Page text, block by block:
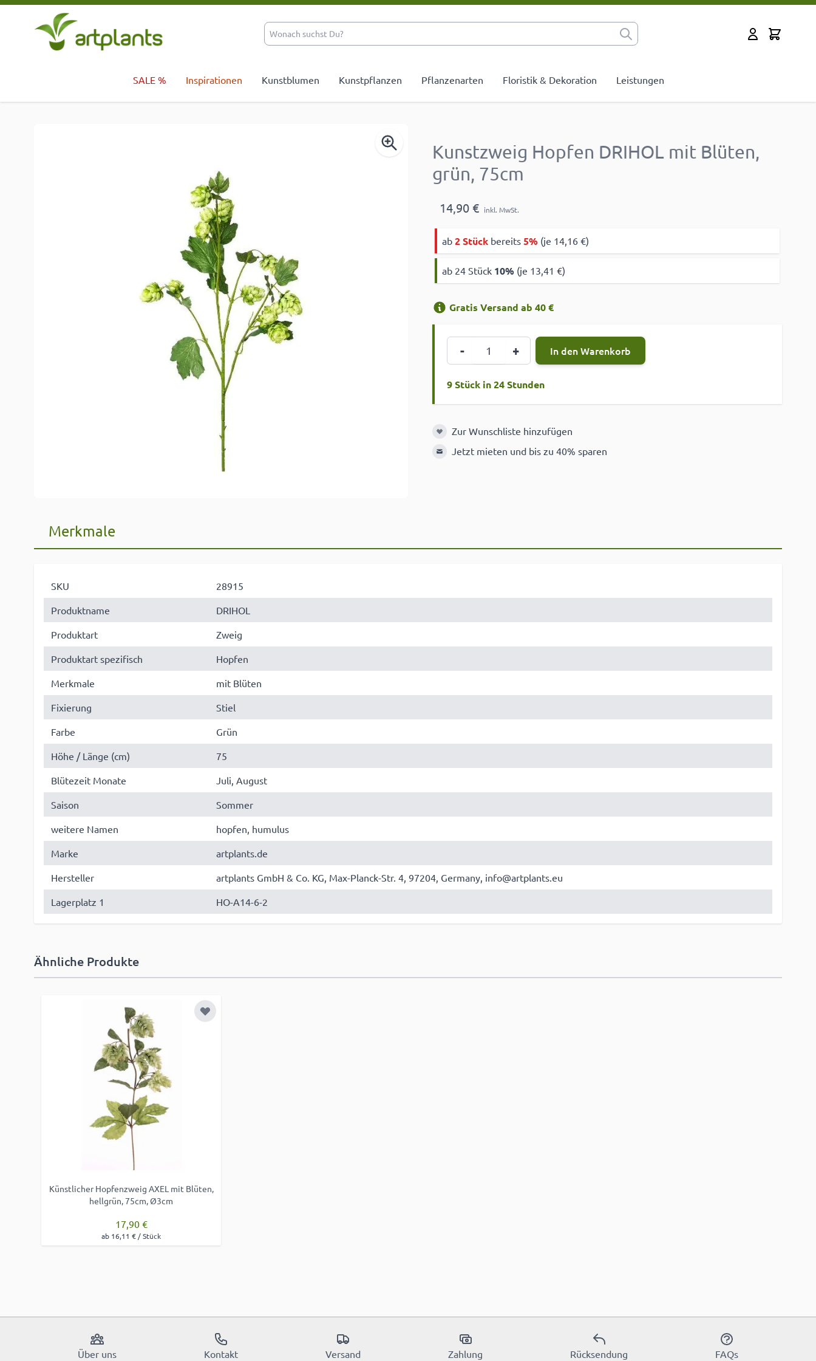
Zum Inhalt springen
Cart
SALE % Inspirationen Kunstblumen Kunstpflanzen Pflanzenarten Floristik & Dekoration Leistungen
Kunstzweig Hopfen DRIHOL mit Blüten,
grün, 75cm
14,90 € inkl. MwSt.
ab 2 Stück bereits 5% (je 14,16 €)
ab 24 Stück 10% (je 13,41 €)
Gratis Versand ab 40 €
- + In den Warenkorb
9 Stück in 24 Stunden
Zur Wunschliste hinzufügen
Zur Wunschliste hinzufügen
Jetzt mieten und bis zu 40% sparen
Merkmale
SKU
28915
Produktname
DRIHOL
Produktart
Zweig
Produktart spezifisch
Hopfen
Merkmale
mit Blüten
Fixierung
Stiel
Farbe
Grün
Höhe / Länge (cm)
75
Blütezeit Monate
Juli, August
Saison
Sommer
weitere Namen
hopfen, humulus
Marke
artplants.de
Hersteller
artplants GmbH & Co. KG, Max-Planck-Str. 4, 97204, Germany, info@artplants.eu
Lagerplatz 1
HO-A14-6-2
Ähnliche Produkte
Zur Wunschliste hinzufügen
Künstlicher Hopfenzweig AXEL mit Blüten,
hellgrün, 75cm, Ø3cm
17,90 €
ab 16,11 € / Stück
Über uns Kontakt Versand Zahlung Rücksendung FAQs